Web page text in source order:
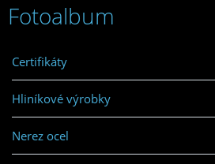
Fotoalbum
Certifikáty
Hliníkové výrobky
Nerez ocel